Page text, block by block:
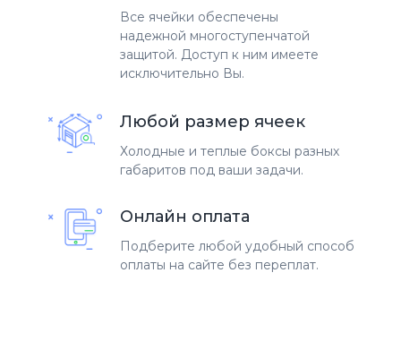
Все ячейки обеспечены
надежной многоступенчатой
защитой. Доступ к ним имеете
исключительно Вы.
Любой размер ячеек
Холодные и теплые боксы разных
габаритов под ваши задачи.
Онлайн оплата
Подберите любой удобный способ
оплаты на сайте без переплат.